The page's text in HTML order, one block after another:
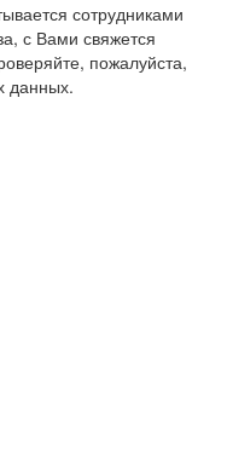
сотрудниками
с Вами свяжется
пожалуйста,
данных.